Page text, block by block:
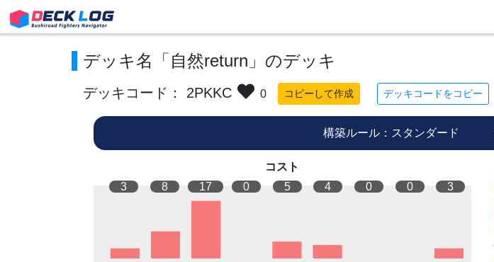
デッキ名「自然return」のデッキ
デッキコード： 2PKKC 0 コピーして作成 デッキコードをコピー
構築ルール：スタンダード
コスト
3
8 17 0 5 4 0 0 3